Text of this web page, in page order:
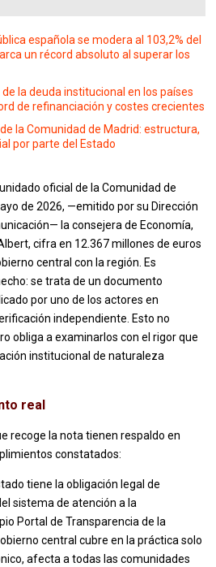
española se modera al 103,2% del
un récord absoluto al superar los
de la deuda institucional en los países
de refinanciación y costes crecientes
la Comunidad de Madrid: estructura,
por parte del Estado
oficial de la Comunidad de
de 2026, —emitido por su Dirección
la consejera de Economía,
cifra en 12.367 millones de euros
central con la región. Es
se trata de un documento
por uno de los actores en
independiente. Esto no
obliga a examinarlos con el rigor que
institucional de naturaleza
real
recoge la nota tienen respaldo en
constatados:
tiene la obligación legal de
sistema de atención a la
Portal de Transparencia de la
central cubre en la práctica solo
afecta a todas las comunidades